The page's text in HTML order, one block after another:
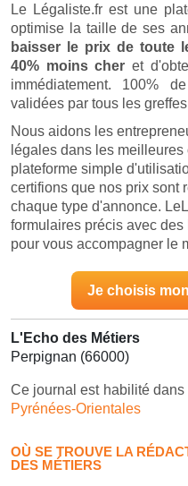
Le Légaliste.fr est une
optimise la taille de ses
baisser le prix de toute
40% moins cher et
immédiatement. 100%
validées par tous les
Nous aidons les
légales dans les
plateforme simple
certifions que nos prix sont
chaque type d'annonce.
formulaires précis avec
pour vous accompagner le
Je choisis
L'Echo des Métiers
Perpignan (66000)
Ce journal est habilité
Pyrénées-Orientales
OÙ SE TROUVE LA
DES MÉTIERS